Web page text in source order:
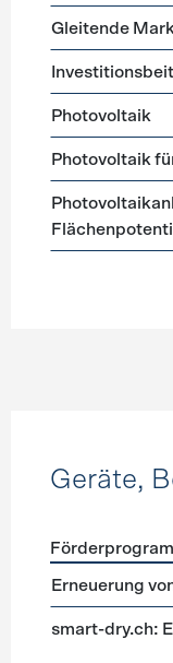
Gleitende
Photovoltaik
Photovoltaik
Geräte,
Erneuerung
smart-dry.ch: